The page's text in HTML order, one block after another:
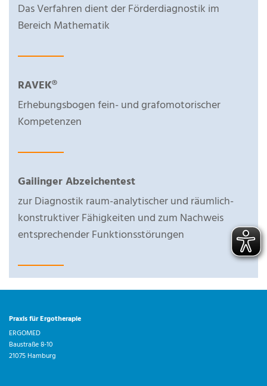
Das Verfahren dient der Förderdiagnostik im
Bereich Mathematik
RAVEK®
Erhebungsbogen fein- und grafomotorischer
Kompetenzen
Gailinger Abzeichentest
zur Diagnostik raum-analytischer und räumlich-
konstruktiver Fähigkeiten und zum Nachweis
entsprechender Funktionsstörungen
Praxis für Ergotherapie
ERGOMED
Baustraße 8-10
21075 Hamburg